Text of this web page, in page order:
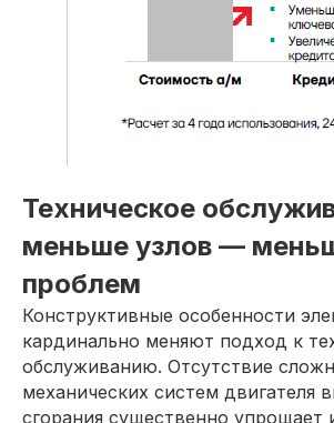
Техническое
меньше узлов —
проблем
Конструктивные особенности
кардинально меняют подход к
обслуживанию. Отсутствие
механических систем двигателя
сгорания существенно упрощает